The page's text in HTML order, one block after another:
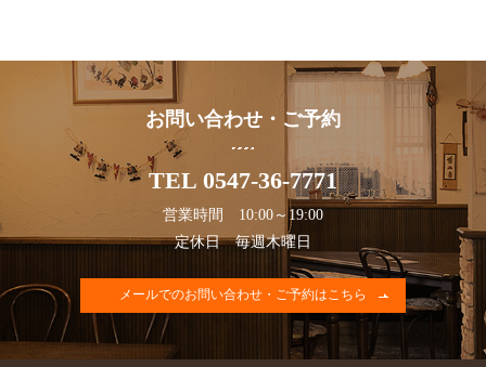
お問い合わせ・ご予約
TEL 0547-36-7771
営業時間 10:00～19:00
定休日 毎週木曜日
メールでのお問い合わせ・ご予約はこちら